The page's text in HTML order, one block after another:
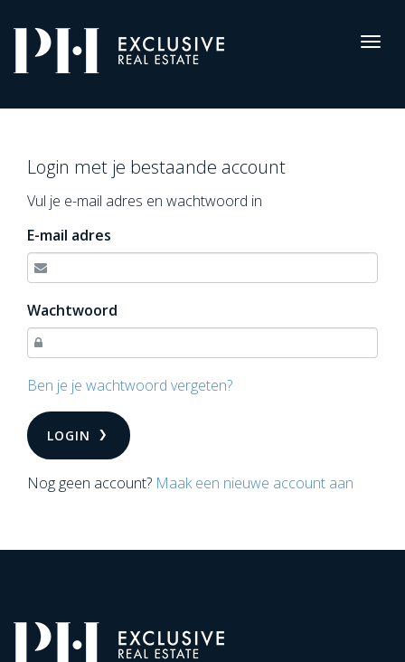
Inloggen
Pro-
Housing
Login met je bestaande account
Vul je e-mail adres en wachtwoord in
E-mail adres
Wachtwoord
Ben je je wachtwoord vergeten?
LOGIN
Nog geen account? Maak een nieuwe account aan